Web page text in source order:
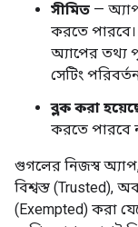
সীমিত —
করতে
অ্যাপের তথ্য
সেটিং
ব্লক করা
করতে পারবে
গুগলের নিজস্ব
বিশ্বস্ত (Trusted),
(Exempted) করা